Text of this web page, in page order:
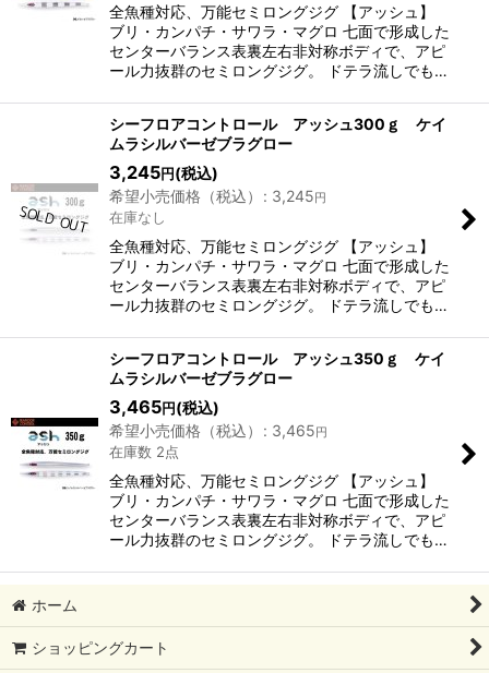
全魚種対応、万能セミロングジグ 【アッシュ】
ブリ・カンパチ・サワラ・マグロ 七面で形成した
センターバランス表裏左右非対称ボディで、アピ
ール力抜群のセミロングジグ。 ドテラ流しでも…
シーフロアコントロール アッシュ300ｇ ケイ
ムラシルバーゼブラグロー
3,245円(税込)
希望小売価格（税込）
: 3,245円
在庫なし
全魚種対応、万能セミロングジグ 【アッシュ】
ブリ・カンパチ・サワラ・マグロ 七面で形成した
センターバランス表裏左右非対称ボディで、アピ
ール力抜群のセミロングジグ。 ドテラ流しでも…
シーフロアコントロール アッシュ350ｇ ケイ
ムラシルバーゼブラグロー
3,465円(税込)
希望小売価格（税込）
: 3,465円
在庫数 2点
全魚種対応、万能セミロングジグ 【アッシュ】
ブリ・カンパチ・サワラ・マグロ 七面で形成した
センターバランス表裏左右非対称ボディで、アピ
ール力抜群のセミロングジグ。 ドテラ流しでも…
ホーム
ショッピングカート